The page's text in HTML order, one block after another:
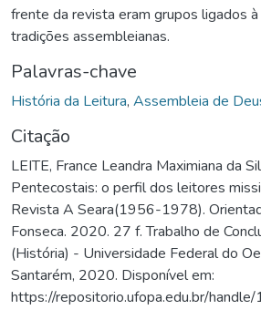
frente da revista eram grupos ligados
tradições assembleianas.
Palavras-chave
História da Leitura, Assembleia de
Citação
LEITE, France Leandra Maximiana da
Pentecostais: o perfil dos leitores
Revista A Seara(1956-1978).
Fonseca. 2020. 27 f. Trabalho de
(História) - Universidade Federal do
Santarém, 2020. Disponível em:
https://repositorio.ufopa.edu.br/